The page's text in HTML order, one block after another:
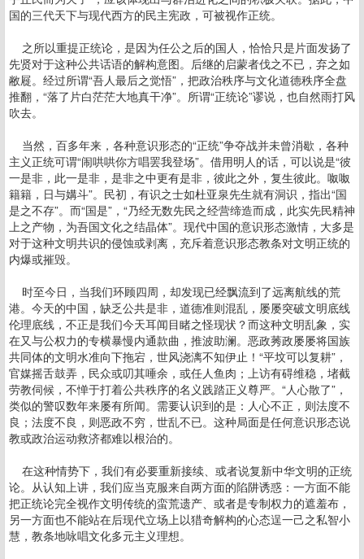
国的三代天下与现代西方的民主宪政，可被视作正统。
之所以重提正统论，是因为任公之后的国人，恰恰只是片面发扬了
先贤对于这种公共话语的解构意图。后继的启蒙者伐之不已，弃之如
敝屣。经过所谓“吾人最后之觉悟”，把政治秩序与文化道德秩序全盘
推翻，“落了片白茫茫大地真干净”。所谓“正统论”谬说，也自然雨打风
吹去。
当然，百多年来，各种意识形态的“正统”争夺战并未曾消歇，各种
主义正统可谓“闹哄哄你方唱罢我登场”。借用明人的话，可以说是“彼
一是非，此一是非，是非之中更有是非，彼此之外，复生彼此。呶呶
籍籍，日与媾斗”。民初，有识之士如杜亚泉先生就有洞识，指出“国
是之不存”。而“国是”，“乃经无数先民之经营缔造而成，此实先民精神
上之产物，为吾国文化之结晶体”。现代中国的意识形态激情，大多是
对于这种文明共识的侵蚀或剥离，充斥着意识形态教条对文明正统的
内爆或摧毁。
时至今日，当我们环顾四周，却发现已经飘流到了远离航线的荒
港。今天的中国，缺乏公共是非，道德准则混乱，屡屡突破文明底线
伦理底线，不正是我们今天耳闻目睹之怪现状？而这种文明乱象，实
在又与公权力的专横暴慢内通款曲，推波助澜。恶政莠政屡屡将国族
共同体的文明水准向下拖宕，世风浇漓不知伊止！“平坟可以复耕”，
官媒摇舌鼓弄，民众或叨其唾余，或任人鱼肉；上访有碍维稳，堵截
劳教伺候，不惮于打着公共秩序的名义践踏正义尊严。“人心散了”，
类似的警叹数年来屡有所闻。需要认识到的是：人心不正，则法度不
良；法度不良，则恶政不穷，世乱不已。这种局面是任何意识形态说
教或政治运动救济都难以根治的。
在这种情势下，我们有必要重新接续、或者说复新中华文明的正统
论。从认知上讲，我们应当克服来自两方面的陷阱诱惑：一方面不能
把正统论完全视作文明传统的蛮荒遗产、或者是专制权力的遮羞布，
另一方面也不能站在后现代立场上以猎奇解构的心态逞一己之私智小
慧，教条地咏唱文化多元主义理想。